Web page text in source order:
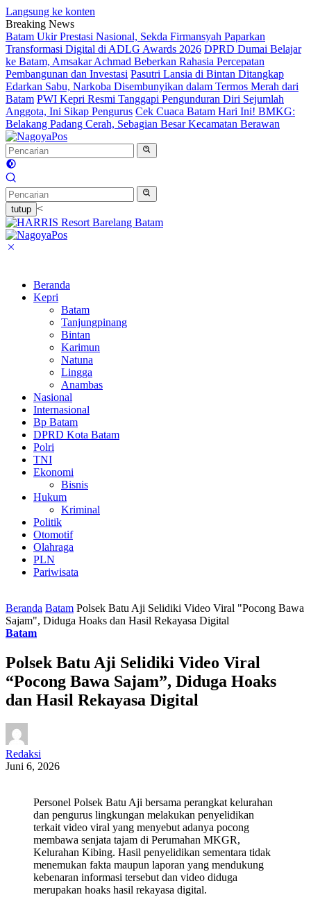
Langsung ke konten
Breaking News
Batam Ukir Prestasi Nasional, Sekda Firmansyah Paparkan
Transformasi Digital di ADLG Awards 2026 DPRD Dumai Belajar
ke Batam, Amsakar Achmad Beberkan Rahasia Percepatan
Pembangunan dan Investasi Pasutri Lansia di Bintan Ditangkap
Edarkan Sabu, Narkoba Disembunyikan dalam Termos Merah dari
Batam PWI Kepri Resmi Tanggapi Pengunduran Diri Sejumlah
Anggota, Ini Sikap Pengurus Cek Cuaca Batam Hari Ini! BMKG:
Belakang Padang Cerah, Sebagian Besar Kecamatan Berawan
tutup <
Beranda
Kepri
Batam
Tanjungpinang
Bintan
Karimun
Natuna
Lingga
Anambas
Nasional
Internasional
Bp Batam
DPRD Kota Batam
Polri
TNI
Ekonomi
Bisnis
Hukum
Kriminal
Politik
Otomotif
Olahraga
PLN
Pariwisata
Beranda Batam Polsek Batu Aji Selidiki Video Viral "Pocong Bawa
Sajam", Diduga Hoaks dan Hasil Rekayasa Digital
Batam
Polsek Batu Aji Selidiki Video Viral
“Pocong Bawa Sajam”, Diduga Hoaks
dan Hasil Rekayasa Digital
Redaksi
Juni 6, 2026
Personel Polsek Batu Aji bersama perangkat kelurahan
dan pengurus lingkungan melakukan penyelidikan
terkait video viral yang menyebut adanya pocong
membawa senjata tajam di Perumahan MKGR,
Kelurahan Kibing. Hasil penyelidikan sementara tidak
menemukan fakta maupun laporan yang mendukung
kebenaran informasi tersebut dan video diduga
merupakan hoaks hasil rekayasa digital.